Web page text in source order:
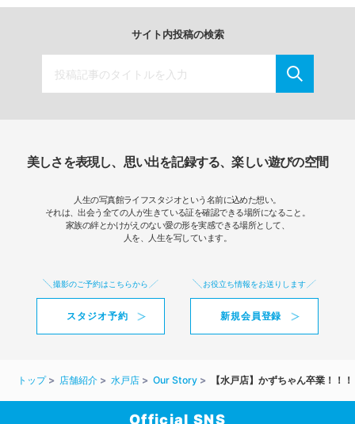
サイト内投稿の検索
美しさを表現し、思い出を記録する、楽しい遊びの空間
人生の写真館ライフスタジオという名前に込めた想い。
それは、出会う全ての人が生きている証を確認できる場所になること。
家族の絆とかけがえのない愛の形を実感できる場所として、
人を、人生を写しています。
撮影のご予約はこちらから
スタジオ予約
お役立ち情報をお送りします
新規会員登録
トップ 店舗紹介 水戸店 Our Story 【水戸店】かずちゃん卒業！！！
Official SNS